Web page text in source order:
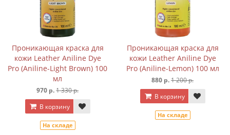
Проникающая краска для
кожи Leather Aniline Dye
Pro (Aniline-Light Brown) 100
мл
970 р.1 330 р.
В корзину
На складе
Проникающая краска для
кожи Leather Aniline Dye
Pro (Aniline-Lemon) 100 мл
880 р.1 200 р.
В корзину
На складе